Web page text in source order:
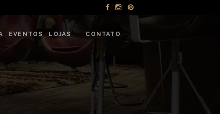
EVENTOS LOJAS CONTATO